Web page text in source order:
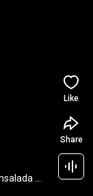
Like
Share